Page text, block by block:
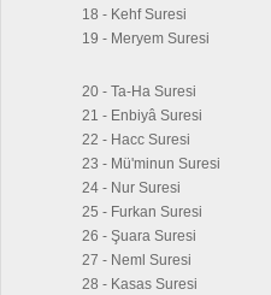
18 - Kehf Suresi
19 - Meryem Suresi
20 - Ta-Ha Suresi
21 - Enbiyâ Suresi
22 - Hacc Suresi
23 - Mü'minun Suresi
24 - Nur Suresi
25 - Furkan Suresi
26 - Şuara Suresi
27 - Neml Suresi
28 - Kasas Suresi